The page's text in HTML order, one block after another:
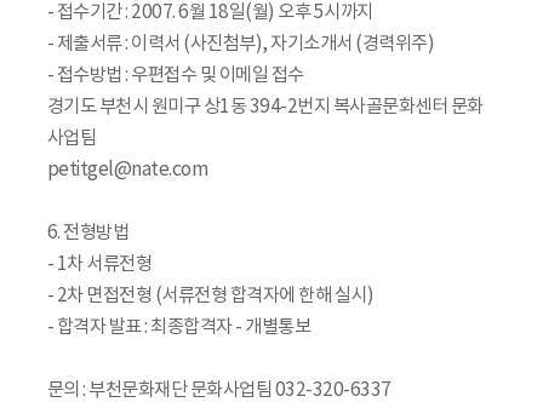
- 접수기간 : 2007. 6월 18일(월) 오후 5시까지
- 제출서류 : 이력서 (사진첨부), 자기소개서 (경력위주)
- 접수방법 : 우편접수 및 이메일 접수
경기도 부천시 원미구 상1동 394-2번지 복사골문화센터 문화
사업팀
petitgel@nate.com
6. 전형방법
- 1차 서류전형
- 2차 면접전형 (서류전형 합격자에 한해 실시)
- 합격자 발표 : 최종합격자 - 개별통보
문의 : 부천문화재단 문화사업팀 032-320-6337